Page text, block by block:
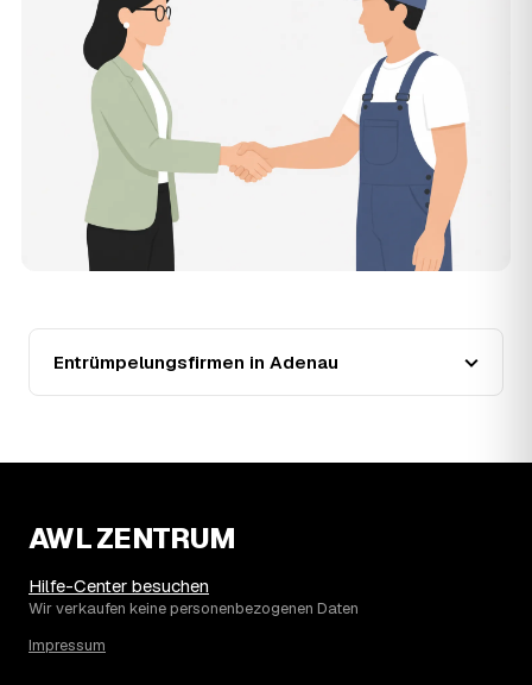
der Entrümpler, den Sie selbst auswählen.
Was kostet die Entrümpelung einer normalen
Wohnung in Adenau?
Für eine durchschnittliche Wohnung mit rund 65 m² liegen
die Kosten in Adenau bei etwa 1.840 €, das entspricht im
Schnitt rund 30,4 € je Quadratmeter. Zugänglichkeit
(Etage, Aufzug), Menge und Sperrmüllanteil verschieben
den Preis nach oben oder unten — den genauen
Festpreis nennt Ihnen der Entrümpler nach kurzer
Beschreibung.
Werden Entrümpelungen in Adenau in Zukunft
Seit 2020 verlief die Preisentwicklung in Adenau steigend
(+9 %), mit dem bisherigen Höchststand im Jahr 2021.
Eine Prognose lässt sich daraus nicht ableiten, aber die
Daten zeigen: Wer frühzeitig anfragt, sichert sich das
Die Spanne ergibt sich vor allem aus Menge und
eher am unteren Ende, eine voll möblierte Wohnung mit
Etage ohne Aufzug oder viel Sperrmüll eher am oberen.
Sondermüllanteil verschieben den Endpreis. Den genauen
Entrümpelungsfirmen in Adenau
AWL ZENTRUM
Hilfe-Center besuchen
Wir verkaufen keine personenbezogenen Daten
Impressum